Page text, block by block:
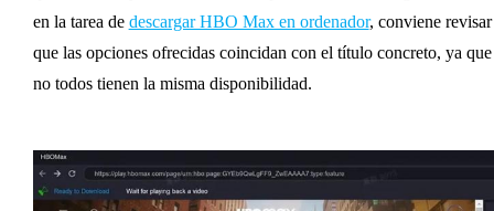
en la tarea de descargar HBO Max en ordenador, conviene revisar
que las opciones ofrecidas coincidan con el título concreto, ya que
no todos tienen la misma disponibilidad.